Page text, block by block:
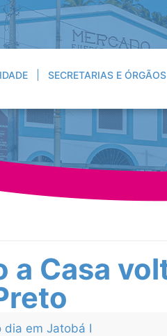
SECRETARIAS E ÓRGÃOS
a Casa
dia em Jatobá I